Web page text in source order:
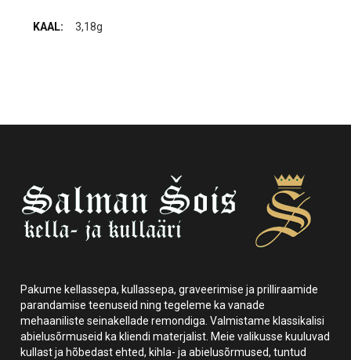
3,18g
Pakume kellassepa, kullassepa, graveerimise ja prilliraamide
parandamise teenuseid ning tegeleme ka vanade
mehaaniliste seinakellade remondiga. Valmistame klassikalisi
abielusõrmuseid ka kliendi materjalist. Meie valikusse kuuluvad
kullast ja hõbedast ehted, kihla- ja abielusõrmused, tuntud